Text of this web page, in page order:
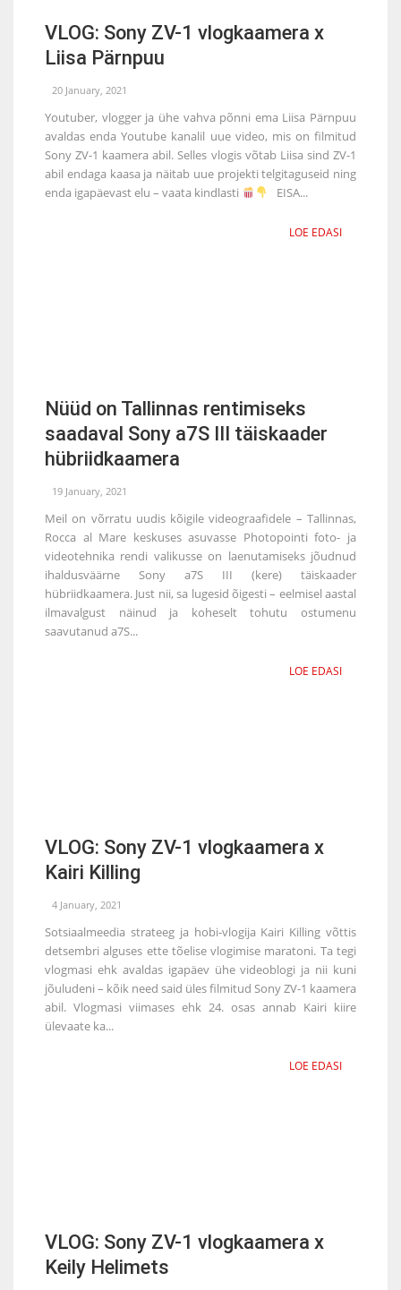
VLOG: Sony ZV-1 vlogkaamera x
Liisa Pärnpuu
20 January, 2021
Youtuber, vlogger ja ühe vahva põnni ema Liisa Pärnpuu
avaldas enda Youtube kanalil uue video, mis on filmitud
Sony ZV-1 kaamera abil. Selles vlogis võtab Liisa sind ZV-1
abil endaga kaasa ja näitab uue projekti telgitaguseid ning
enda igapäevast elu – vaata kindlasti
EISA...
LOE EDASI
Nüüd on Tallinnas rentimiseks
saadaval Sony a7S III täiskaader
hübriidkaamera
19 January, 2021
Meil on võrratu uudis kõigile videograafidele – Tallinnas,
Rocca al Mare keskuses asuvasse Photopointi foto- ja
videotehnika rendi valikusse on laenutamiseks jõudnud
ihaldusväärne Sony a7S III (kere) täiskaader
hübriidkaamera. Just nii, sa lugesid õigesti – eelmisel aastal
ilmavalgust näinud ja koheselt tohutu ostumenu
saavutanud a7S...
LOE EDASI
VLOG: Sony ZV-1 vlogkaamera x
Kairi Killing
4 January, 2021
Sotsiaalmeedia strateeg ja hobi-vlogija Kairi Killing võttis
detsembri alguses ette tõelise vlogimise maratoni. Ta tegi
vlogmasi ehk avaldas igapäev ühe videoblogi ja nii kuni
jõuludeni – kõik need said üles filmitud Sony ZV-1 kaamera
abil. Vlogmasi viimases ehk 24. osas annab Kairi kiire
ülevaate ka...
LOE EDASI
VLOG: Sony ZV-1 vlogkaamera x
Keily Helimets